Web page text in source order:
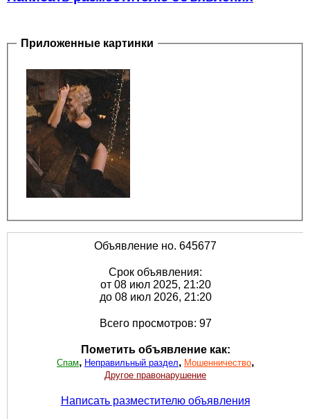
Приложенные картинки
Объявление но. 645677
Срок объявления:
от 08 июл 2025, 21:20
до 08 июл 2026, 21:20
Всего просмотров: 97
Пометить объявление как:
Спам, Неправильный раздел, Мошенничество,
Другое правонарушение
Написать разместителю объявления